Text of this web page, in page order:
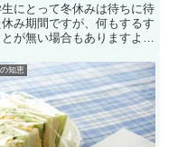
生にとって冬休みは待ちに待
休み期間ですが、何もするす
が無い場合もありますよ
、勉強する気力もなく、暇
やることが無く、何をした
のか？悩んでいる大学生も
ここでは、大学生が冬休み
ら何するべきか？家や外で
義な過ごし方を紹介。
知恵